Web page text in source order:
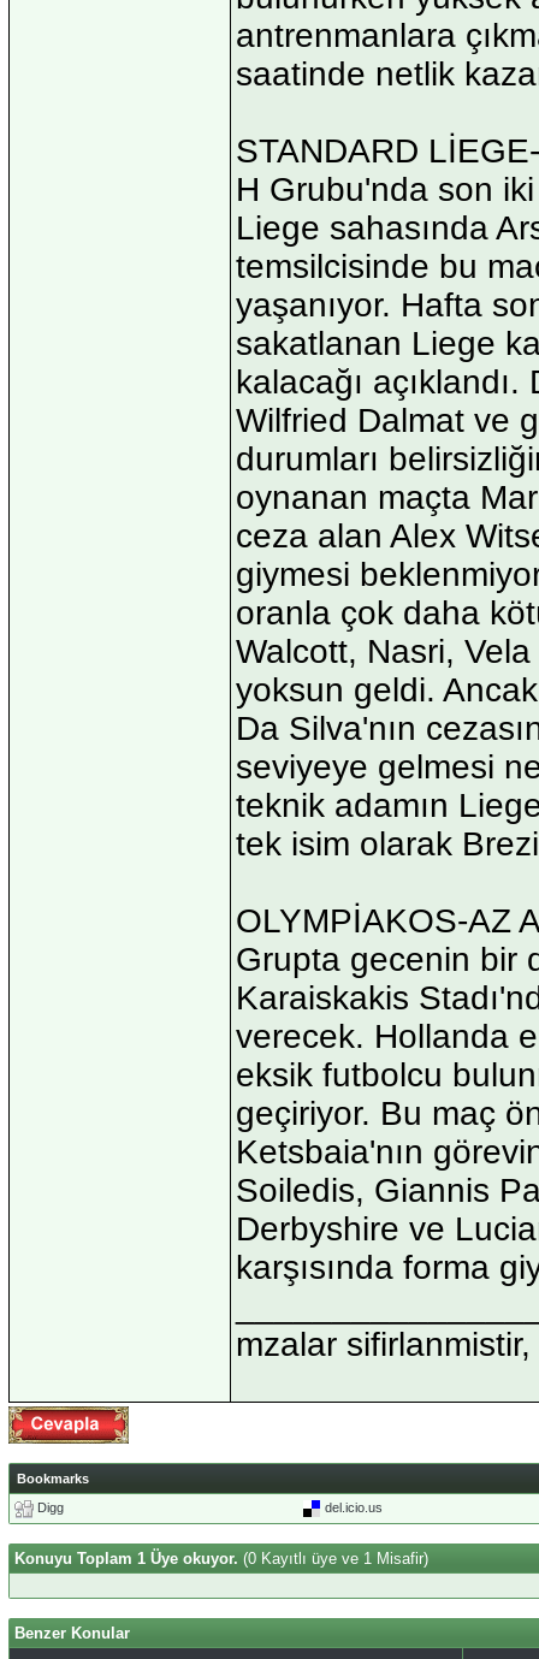
antrenmanlara
saatinde netlik
STANDARD
H Grubu'nda son
Liege sahasında
temsilcisinde bu
yaşanıyor. Hafta
sakatlanan Liege
kalacağı
Wilfried Dalmat ve
durumları
oynanan maçta
ceza alan Alex
giymesi
oranla çok daha
Walcott, Nasri,
yoksun geldi.
Da Silva'nın
seviyeye gelmesi
teknik adamın
tek isim olarak
OLYMPİAKOS-AZ
Grupta gecenin bir
Karaiskakis
verecek. Hollanda
eksik futbolcu
geçiriyor. Bu maç
Ketsbaia'nın
Soiledis, Giannis
Derbyshire ve
karşısında forma
mzalar
Bookmarks
Digg
del.icio.us
Konuyu Toplam 1 Üye okuyor. (0 Kayıtlı üye ve 1 Misafir)
Benzer Konular